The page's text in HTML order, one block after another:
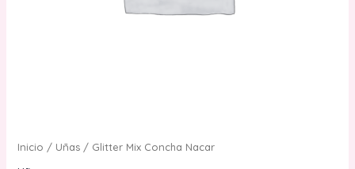
Inicio / Uñas/ Glitter Mix Concha Nacar